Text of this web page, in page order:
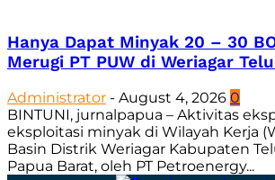
Hanya Dapat Minyak 20 – 30
Merugi PT PUW di Weriagar
Administrator - August 4, 2026 0
BINTUNI, jurnalpapua – Aktivitas
eksploitasi minyak di Wilayah Kerja
Basin Distrik Weriagar Kabupaten
Papua Barat, oleh PT Petroenergy...